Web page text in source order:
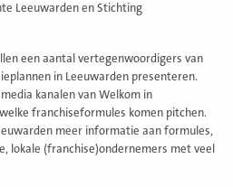
Leeuwarden en Stichting
een aantal vertegenwoordigers van
in Leeuwarden presenteren.
kanalen van Welkom in
franchiseformules komen pitchen.
meer informatie aan formules,
lokale (franchise)ondernemers met veel